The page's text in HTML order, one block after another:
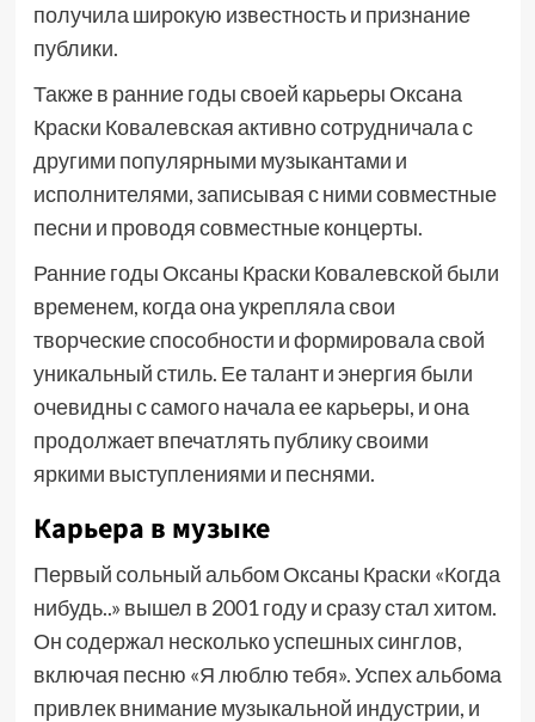
получила широкую известность и признание
публики.
Также в ранние годы своей карьеры Оксана
Краски Ковалевская активно сотрудничала с
другими популярными музыкантами и
исполнителями, записывая с ними совместные
песни и проводя совместные концерты.
Ранние годы Оксаны Краски Ковалевской были
временем, когда она укрепляла свои
творческие способности и формировала свой
уникальный стиль. Ее талант и энергия были
очевидны с самого начала ее карьеры, и она
продолжает впечатлять публику своими
яркими выступлениями и песнями.
Карьера в музыке
Первый сольный альбом Оксаны Краски «Когда
нибудь..» вышел в 2001 году и сразу стал хитом.
Он содержал несколько успешных синглов,
включая песню «Я люблю тебя». Успех альбома
привлек внимание музыкальной индустрии, и